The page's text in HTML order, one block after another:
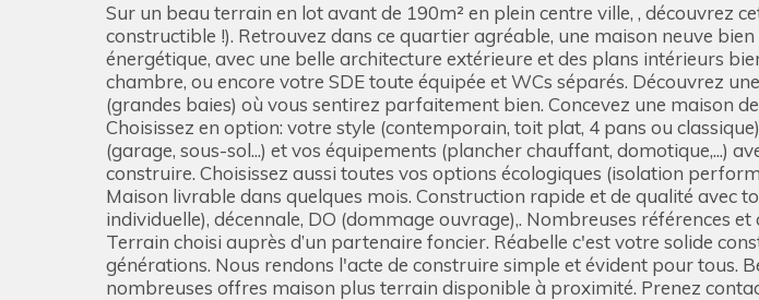
Sur un beau terrain en lot avant de 190m² en plein centre ville, , découvrez
constructible !). Retrouvez dans ce quartier agréable, une maison neuve
énergétique, avec une belle architecture extérieure et des plans intérieurs
chambre, ou encore votre SDE toute équipée et WCs séparés. Découvrez
(grandes baies) où vous sentirez parfaitement bien. Concevez une maison
Choisissez en option: votre style (contemporain, toit plat, 4 pans ou
(garage, sous-sol...) et vos équipements (plancher chauffant, domotique,...)
construire. Choisissez aussi toutes vos options écologiques (isolation
Maison livrable dans quelques mois. Construction rapide et de qualité avec
individuelle), décennale, DO (dommage ouvrage),. Nombreuses références
Terrain choisi auprès d’un partenaire foncier. Réabelle c'est votre solide
générations. Nous rendons l'acte de construire simple et évident pour tous.
nombreuses offres maison plus terrain disponible à proximité. Prenez